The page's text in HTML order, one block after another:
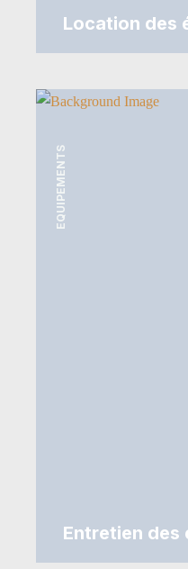
Location des
EQUIPEMENTS
Entretien des